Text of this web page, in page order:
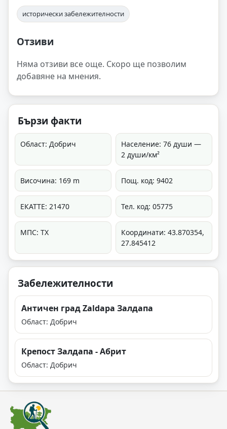
исторически забележителности
Отзиви
Няма отзиви все още. Скоро ще позволим
добавяне на мнения.
Бързи факти
Област: Добрич
Население: 76 души —
2 души/км²
Височина: 169 m Пощ. код: 9402
ЕКАТТЕ: 21470 Тел. код: 05775
МПС: ТХ
Координати: 43.870354,
27.845412
Забележителности
Античен град Zaldapa Залдапа
Област: Добрич
Крепост Залдапа - Абрит
Област: Добрич